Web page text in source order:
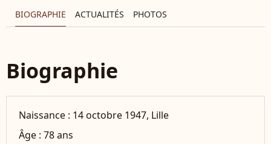
BIOGRAPHIE ACTUALITÉS PHOTOS
Biographie
Naissance : 14 octobre 1947, Lille
Âge :78 ans